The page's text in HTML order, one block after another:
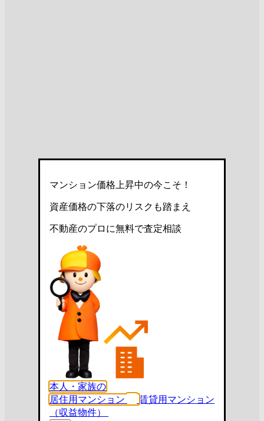
マンション価格上昇中の今こそ！
資産価格の下落のリスクも踏まえ
不動産のプロに無料で査定相談
本人・家族の
居住用マンション
賃貸用マンション
（収益物件）